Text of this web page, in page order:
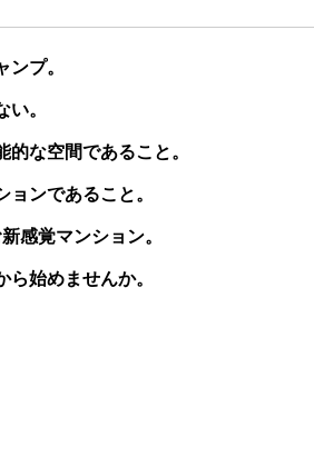
プ。
。
な空間であること。
ンであること。
感覚マンション。
始めませんか。